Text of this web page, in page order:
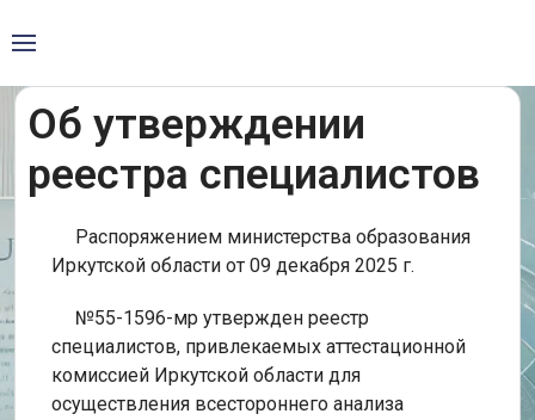
Об утверждении
реестра специалистов
Распоряжением министерства образования
Иркутской области от 09 декабря 2025 г.
№55-1596-мр утвержден реестр
специалистов, привлекаемых аттестационной
комиссией Иркутской области для
осуществления всестороннего анализа